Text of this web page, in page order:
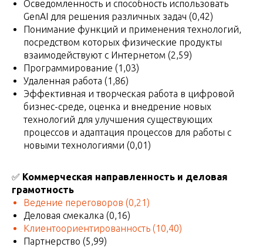
Осведомленность и способность использовать
GenAI для решения различных задач (0,42)
Понимание функций и применения технологий,
посредством которых физические продукты
взаимодействуют с Интернетом (2,59)
Программирование (1,03)
Удаленная работа (1,86)
Эффективная и творческая работа в цифровой
бизнес-среде, оценка и внедрение новых
технологий для улучшения существующих
процессов и адаптация процессов для работы с
новыми технологиями (0,01)
✅ Коммерческая направленность и деловая
грамотность
Ведение переговоров (0,21)
Деловая смекалка (0,16)
Клиентоориентированность (10,40)
Партнерство (5,99)